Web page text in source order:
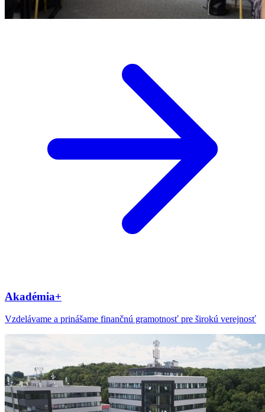
Akadémia+
Vzdelávame a prinášame finančnú gramotnosť pre širokú verejnosť